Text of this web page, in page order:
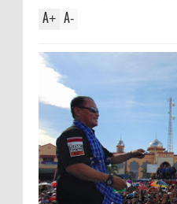
A+ A-